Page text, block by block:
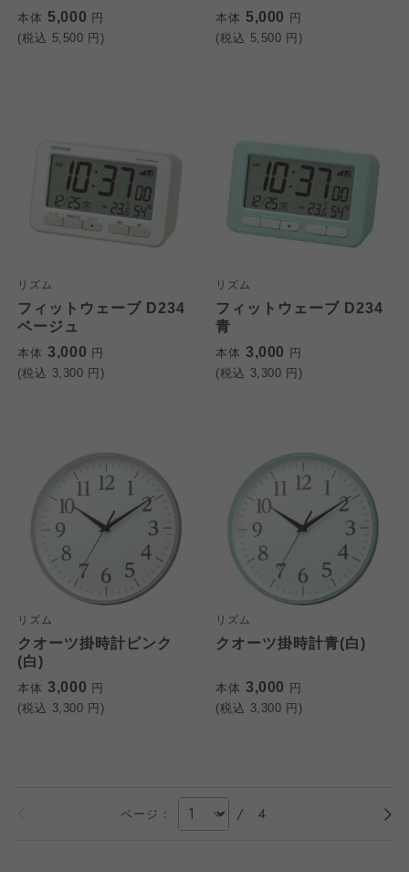
本体 5,000 円
(税込 5,500 円)
本体 5,000 円
(税込 5,500 円)
リズム
フィットウェーブ D234
ベージュ
本体 3,000 円
(税込 3,300 円)
リズム
フィットウェーブ D234
青
本体 3,000 円
(税込 3,300 円)
リズム
クオーツ掛時計ピンク
(白)
本体 3,000 円
(税込 3,300 円)
リズム
クオーツ掛時計青(白)
本体 3,000 円
(税込 3,300 円)
ページ： / 4